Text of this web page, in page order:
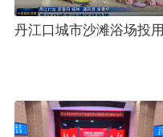
丹江口城市沙滩浴场投用